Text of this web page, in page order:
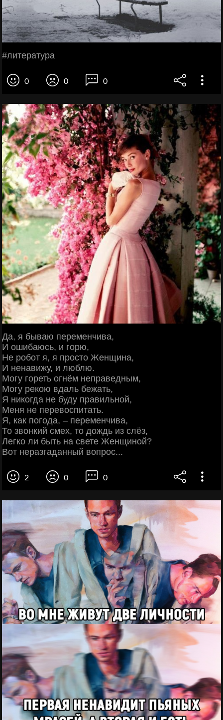
#литература
0 0 0
Да, я бываю переменчива,
И ошибаюсь, и горю,
Не робот я, я просто Женщина,
И ненавижу, и люблю.
Могу гореть огнём неправедным,
Могу рекою вдаль бежать,
Я никогда не буду правильной,
Меня не перевоспитать.
Я, как погода, – переменчива,
То звонкий смех, то дождь из слёз,
Легко ли быть на свете Женщиной?
Вот неразгаданный вопрос...
2 0 0